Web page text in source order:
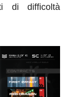
di difficoltà